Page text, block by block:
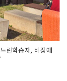
린학습자, 비장애